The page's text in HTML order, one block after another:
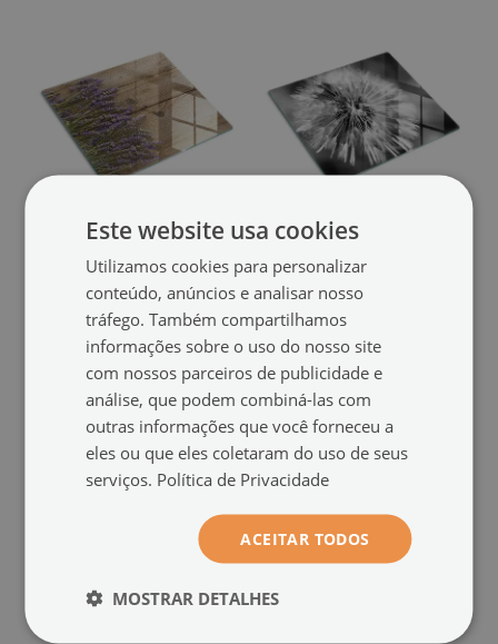
Lavanda em um fundo de
madeira(#ddk-nr-00006516)
tamanho de: 60x52 cm
39.99 €
Dente-de-leão em preto e
branco(#ddk-nr-00006287)
tamanho de: 60x52 cm
Este website usa cookies
Utilizamos cookies para personalizar
conteúdo, anúncios e analisar nosso
tráfego. Também compartilhamos
informações sobre o uso do nosso site
com nossos parceiros de publicidade e
análise, que podem combiná-las com
outras informações que você forneceu a
eles ou que eles coletaram do uso de seus
serviços. Política de Privacidade
ACEITAR TODOS
MOSTRAR DETALHES